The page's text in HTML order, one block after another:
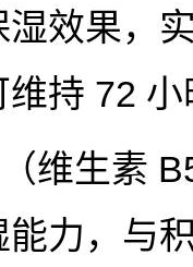
湿效果，
维持 72
维生素
能力，与